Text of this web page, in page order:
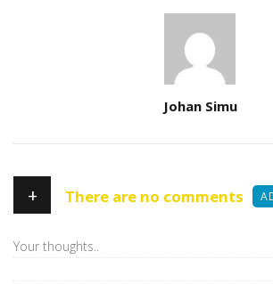
Johan Simu
+ There are no comments